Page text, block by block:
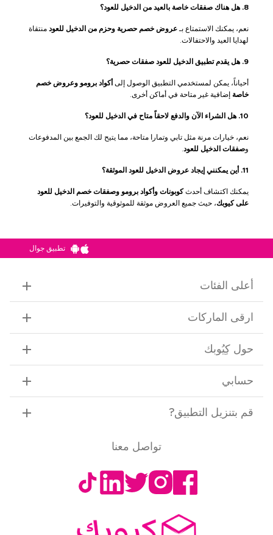
8. هل هناك صفقات خاصة بالعيد من الدخيل للعود؟
نعم، يمكنك الاستمتاع بـ عروض خصم حصرية وحزم من الدخيل للعود منتقاة
لهدايا العيد والاحتفالات.
9. هل يقدم تطبيق الدخيل للعود صفقات حصرية؟
أحياناً، يمكن لمستخدمي التطبيق الوصول إلى أكواد برومو وعروض خصم
خاصة إضافية غير متاحة في أماكن أخرى.
10. هل الشراء الآن والدفع لاحقاً متاح في الدخيل للعود؟
نعم، خيارات مرنة مثل تابي وتمارا متاحة، مما يتيح لك الجمع بين المدفوعات
وصفقات الدخيل للعود
11. أين يمكنني إيجاد عروض الدخيل للعود الموثقة؟
يمكنك اكتشاف أحدثكوبونات وأكواد برومو وصفقات خصم الدخيل للعود
على كيوبك، حيث جميع العروض موثقة للموثوقية والتوفيرات.
تطبيق جوال
أعلى الفئات
ارقى الماركات
حول كِيُوبك
حسابي
قم بتنزيل التطبيق?
تواصل معنا